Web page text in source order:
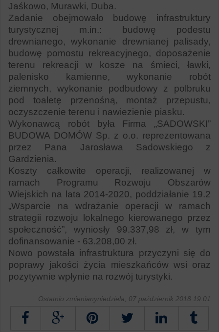
Jaśkowo, Murawki, Duba.
Zadanie obejmowało budowę infrastruktury
turystycznej m.in.: budowę podestu
drewnianego, wykonanie drewnianej palisady,
budowę pomostu rekreacyjnego, doposażenie
terenu rekreacji w kosze na śmieci, ławki,
palenisko kamienne, wykonanie robót
ziemnych, wykonanie podbudowy z polbruku
pod toaletę przenośną, montaż przepustu,
oczyszczenie terenu i nawiezienie piasku.
Wykonawcą robót była Firma „SADOWSKI”
BUDOWA DOMÓW Sp. z o.o. reprezentowana
przez Pana Jarosława Sadowskiego z
Gardzienia.
Koszty całkowite operacji, realizowanej w
ramach Programu Rozwoju Obszarów
Wiejskich na lata 2014-2020, poddziałanie 19.2
„Wsparcie na wdrażanie operacji w ramach
strategii rozwoju lokalnego kierowanego przez
społeczność”, wyniosły 99.337,98 zł, w tym
dofinansowanie - 63.208,00 zł.
Nowo powstała infrastruktura przyczyni się do
poprawy jakości życia mieszkańców wsi oraz
pozytywnie wpłynie na rozwój turystyki.
Ostatnio zmienianyniedziela, 07 październik 2018 19:01